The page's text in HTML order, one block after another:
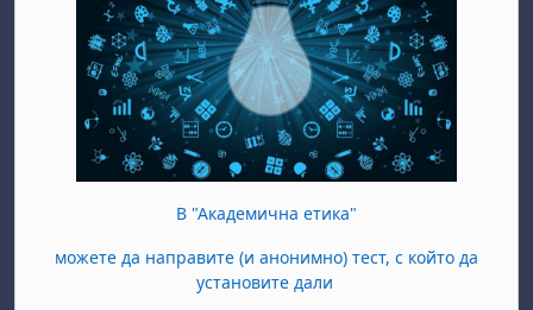
В "Академична етика"
можете да направите (и анонимно) тест, с който да
установите дали